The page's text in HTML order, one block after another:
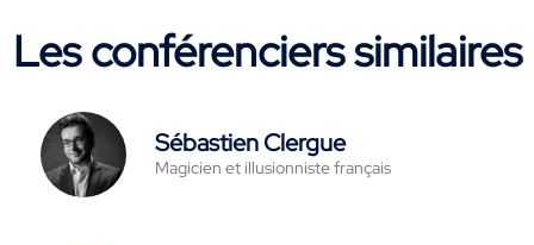
Les conférenciers similaires
Sébastien Clergue
Magicien et illusionniste français